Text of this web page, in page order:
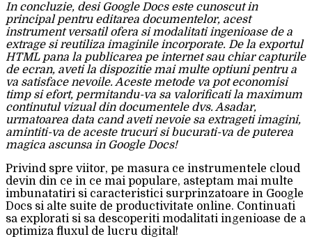
In concluzie, desi Google Docs este cunoscut in
principal pentru editarea documentelor, acest
instrument versatil ofera si modalitati ingenioase de a
extrage si reutiliza imaginile incorporate. De la exportul
HTML pana la publicarea pe internet sau chiar capturile
de ecran, aveti la dispozitie mai multe optiuni pentru a
va satisface nevoile. Aceste metode va pot economisi
timp si efort, permitandu-va sa valorificati la maximum
continutul vizual din documentele dvs. Asadar,
urmatoarea data cand aveti nevoie sa extrageti imagini,
amintiti-va de aceste trucuri si bucurati-va de puterea
magica ascunsa in Google Docs!
Privind spre viitor, pe masura ce instrumentele cloud
devin din ce in ce mai populare, asteptam mai multe
imbunatatiri si caracteristici surprinzatoare in Google
Docs si alte suite de productivitate online. Continuati
sa explorati si sa descoperiti modalitati ingenioase de a
optimiza fluxul de lucru digital!